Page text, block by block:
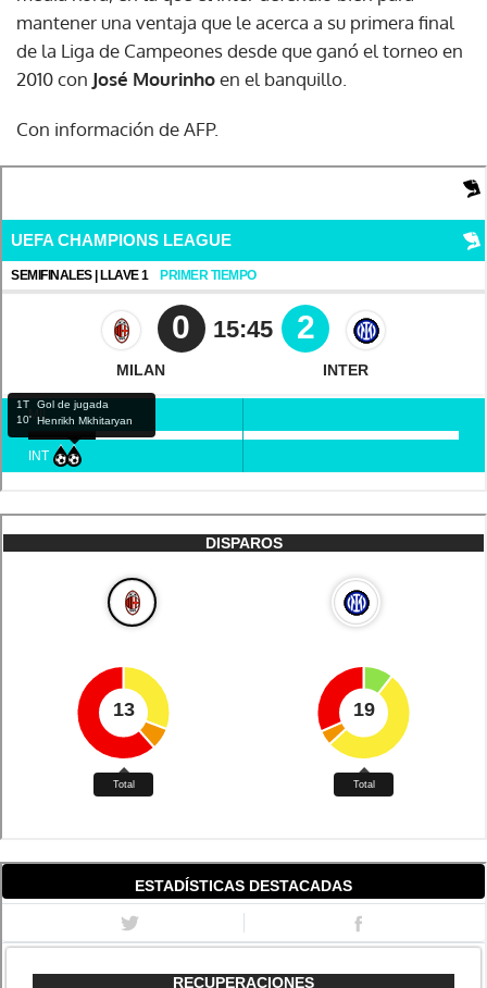
mantener una ventaja que le acerca a su primera final
de la Liga de Campeones desde que ganó el torneo en
2010 con José Mourinhoen el banquillo.
Con información de AFP.